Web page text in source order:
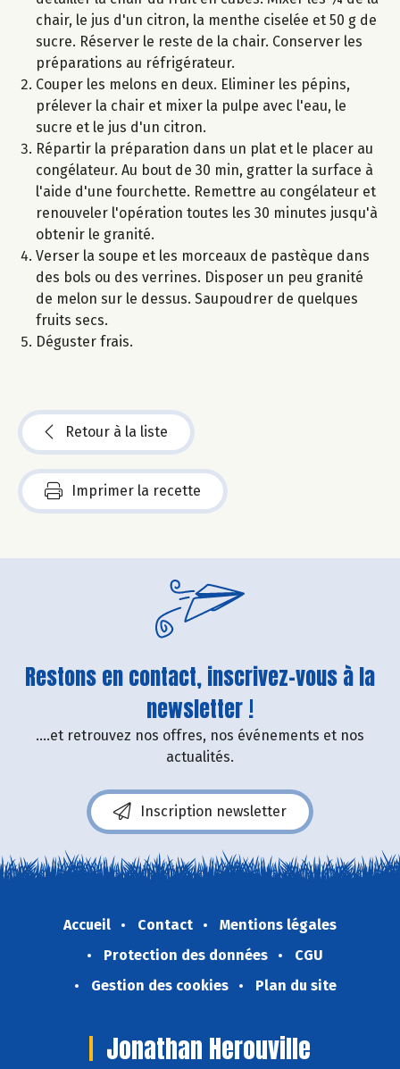
chair, le jus d'un citron, la menthe ciselée et 50 g de
sucre. Réserver le reste de la chair. Conserver les
préparations au réfrigérateur.
Couper les melons en deux. Eliminer les pépins,
prélever la chair et mixer la pulpe avec l'eau, le
sucre et le jus d'un citron.
Répartir la préparation dans un plat et le placer au
congélateur. Au bout de 30 min, gratter la surface à
l'aide d'une fourchette. Remettre au congélateur et
renouveler l'opération toutes les 30 minutes jusqu'à
obtenir le granité.
Verser la soupe et les morceaux de pastèque dans
des bols ou des verrines. Disposer un peu granité
de melon sur le dessus. Saupoudrer de quelques
fruits secs.
Déguster frais.
Retour à la liste
Imprimer la recette
Restons en contact, inscrivez-vous à la
newsletter !
....et retrouvez nos offres, nos événements et nos
actualités.
Inscription newsletter
Accueil Contact
Mentions légales
Protection des données
CGU
Gestion des cookies
Plan du site
Jonathan Herouville